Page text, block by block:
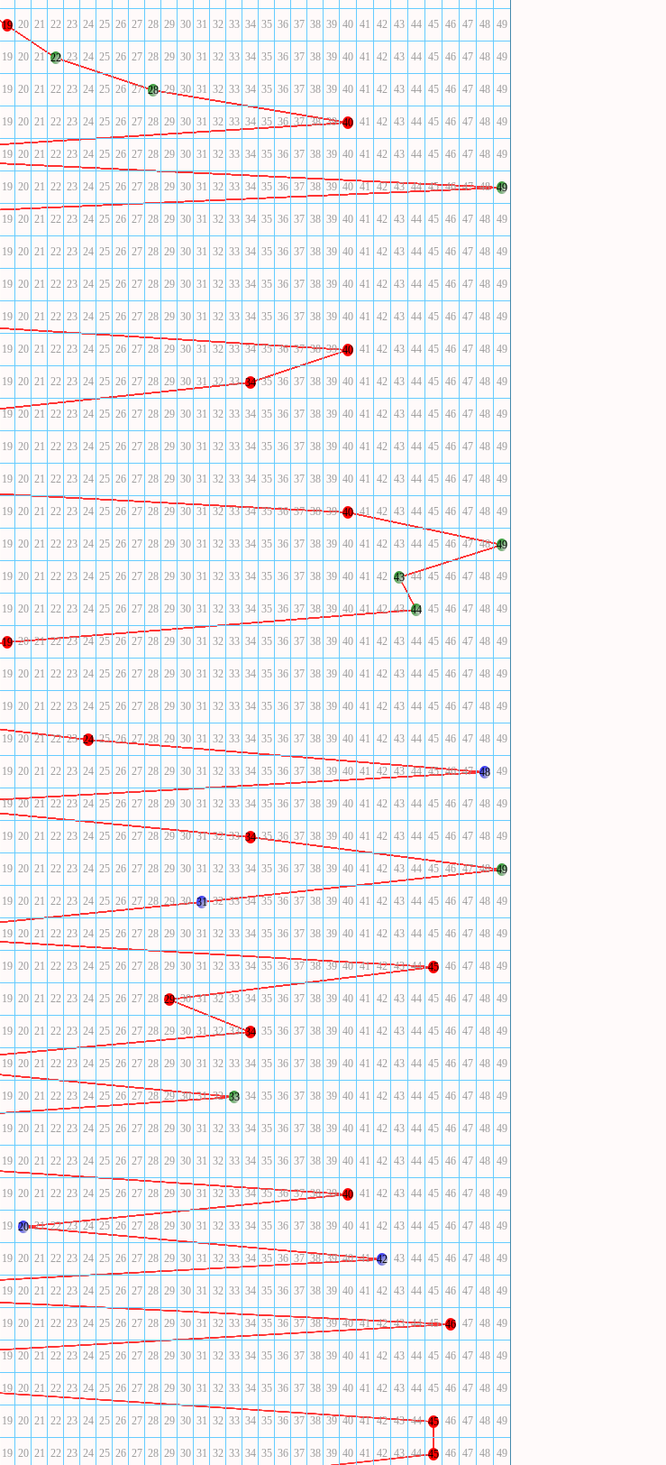
19 20 21 22 23 24 25 26 27 28 29 30 31 32 33 34 35 36 37 38 39 40 41 42 43 44 45 46 47 48 49
19 20 21 22 23 24 25 26 27 28 29 30 31 32 33 34 35 36 37 38 39 40 41 42 43 44 45 46 47 48 49
19 20 21 22 23 24 25 26 27 28 29 30 31 32 33 34 35 36 37 38 39 40 41 42 43 44 45 46 47 48 49
19 20 21 22 23 24 25 26 27 28 29 30 31 32 33 34 35 36 37 38 39 40 41 42 43 44 45 46 47 48 49
19 20 21 22 23 24 25 26 27 28 29 30 31 32 33 34 35 36 37 38 39 40 41 42 43 44 45 46 47 48 49
19 20 21 22 23 24 25 26 27 28 29 30 31 32 33 34 35 36 37 38 39 40 41 42 43 44 45 46 47 48 49
19 20 21 22 23 24 25 26 27 28 29 30 31 32 33 34 35 36 37 38 39 40 41 42 43 44 45 46 47 48 49
19 20 21 22 23 24 25 26 27 28 29 30 31 32 33 34 35 36 37 38 39 40 41 42 43 44 45 46 47 48 49
19 20 21 22 23 24 25 26 27 28 29 30 31 32 33 34 35 36 37 38 39 40 41 42 43 44 45 46 47 48 49
19 20 21 22 23 24 25 26 27 28 29 30 31 32 33 34 35 36 37 38 39 40 41 42 43 44 45 46 47 48 49
19 20 21 22 23 24 25 26 27 28 29 30 31 32 33 34 35 36 37 38 39 40 41 42 43 44 45 46 47 48 49
19 20 21 22 23 24 25 26 27 28 29 30 31 32 33 34 35 36 37 38 39 40 41 42 43 44 45 46 47 48 49
19 20 21 22 23 24 25 26 27 28 29 30 31 32 33 34 35 36 37 38 39 40 41 42 43 44 45 46 47 48 49
19 20 21 22 23 24 25 26 27 28 29 30 31 32 33 34 35 36 37 38 39 40 41 42 43 44 45 46 47 48 49
19 20 21 22 23 24 25 26 27 28 29 30 31 32 33 34 35 36 37 38 39 40 41 42 43 44 45 46 47 48 49
19 20 21 22 23 24 25 26 27 28 29 30 31 32 33 34 35 36 37 38 39 40 41 42 43 44 45 46 47 48 49
19 20 21 22 23 24 25 26 27 28 29 30 31 32 33 34 35 36 37 38 39 40 41 42 43 44 45 46 47 48 49
19 20 21 22 23 24 25 26 27 28 29 30 31 32 33 34 35 36 37 38 39 40 41 42 43 44 45 46 47 48 49
19 20 21 22 23 24 25 26 27 28 29 30 31 32 33 34 35 36 37 38 39 40 41 42 43 44 45 46 47 48 49
19 20 21 22 23 24 25 26 27 28 29 30 31 32 33 34 35 36 37 38 39 40 41 42 43 44 45 46 47 48 49
19 20 21 22 23 24 25 26 27 28 29 30 31 32 33 34 35 36 37 38 39 40 41 42 43 44 45 46 47 48 49
19 20 21 22 23 24 25 26 27 28 29 30 31 32 33 34 35 36 37 38 39 40 41 42 43 44 45 46 47 48 49
19 20 21 22 23 24 25 26 27 28 29 30 31 32 33 34 35 36 37 38 39 40 41 42 43 44 45 46 47 48 49
19 20 21 22 23 24 25 26 27 28 29 30 31 32 33 34 35 36 37 38 39 40 41 42 43 44 45 46 47 48 49
19 20 21 22 23 24 25 26 27 28 29 30 31 32 33 34 35 36 37 38 39 40 41 42 43 44 45 46 47 48 49
19 20 21 22 23 24 25 26 27 28 29 30 31 32 33 34 35 36 37 38 39 40 41 42 43 44 45 46 47 48 49
19 20 21 22 23 24 25 26 27 28 29 30 31 32 33 34 35 36 37 38 39 40 41 42 43 44 45 46 47 48 49
19 20 21 22 23 24 25 26 27 28 29 30 31 32 33 34 35 36 37 38 39 40 41 42 43 44 45 46 47 48 49
19 20 21 22 23 24 25 26 27 28 29 30 31 32 33 34 35 36 37 38 39 40 41 42 43 44 45 46 47 48 49
19 20 21 22 23 24 25 26 27 28 29 30 31 32 33 34 35 36 37 38 39 40 41 42 43 44 45 46 47 48 49
19 20 21 22 23 24 25 26 27 28 29 30 31 32 33 34 35 36 37 38 39 40 41 42 43 44 45 46 47 48 49
19 20 21 22 23 24 25 26 27 28 29 30 31 32 33 34 35 36 37 38 39 40 41 42 43 44 45 46 47 48 49
19 20 21 22 23 24 25 26 27 28 29 30 31 32 33 34 35 36 37 38 39 40 41 42 43 44 45 46 47 48 49
19 20 21 22 23 24 25 26 27 28 29 30 31 32 33 34 35 36 37 38 39 40 41 42 43 44 45 46 47 48 49
19 20 21 22 23 24 25 26 27 28 29 30 31 32 33 34 35 36 37 38 39 40 41 42 43 44 45 46 47 48 49
19 20 21 22 23 24 25 26 27 28 29 30 31 32 33 34 35 36 37 38 39 40 41 42 43 44 45 46 47 48 49
19 20 21 22 23 24 25 26 27 28 29 30 31 32 33 34 35 36 37 38 39 40 41 42 43 44 45 46 47 48 49
19 20 21 22 23 24 25 26 27 28 29 30 31 32 33 34 35 36 37 38 39 40 41 42 43 44 45 46 47 48 49
19 20 21 22 23 24 25 26 27 28 29 30 31 32 33 34 35 36 37 38 39 40 41 42 43 44 45 46 47 48 49
19 20 21 22 23 24 25 26 27 28 29 30 31 32 33 34 35 36 37 38 39 40 41 42 43 44 45 46 47 48 49
19 20 21 22 23 24 25 26 27 28 29 30 31 32 33 34 35 36 37 38 39 40 41 42 43 44 45 46 47 48 49
19 20 21 22 23 24 25 26 27 28 29 30 31 32 33 34 35 36 37 38 39 40 41 42 43 44 45 46 47 48 49
19 20 21 22 23 24 25 26 27 28 29 30 31 32 33 34 35 36 37 38 39 40 41 42 43 44 45 46 47 48 49
19 20 21 22 23 24 25 26 27 28 29 30 31 32 33 34 35 36 37 38 39 40 41 42 43 44 45 46 47 48 49
19 20 21 22 23 24 25 26 27 28 29 30 31 32 33 34 35 36 37 38 39 40 41 42 43 44 45 46 47 48 49